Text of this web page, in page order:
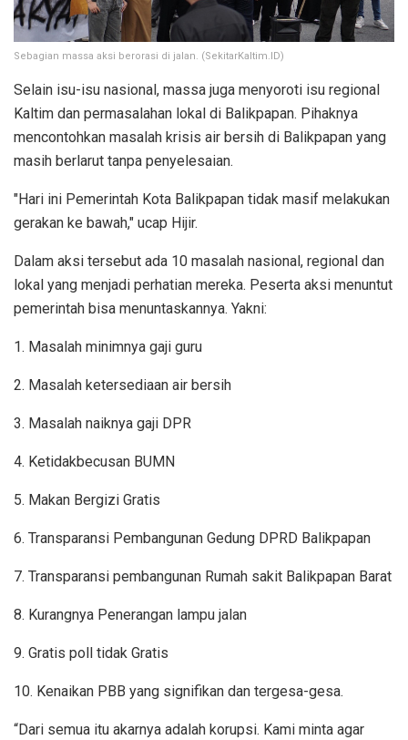
Sebagian massa aksi berorasi di jalan. (SekitarKaltim.ID)
Selain isu-isu nasional, massa juga menyoroti isu regional
Kaltim dan permasalahan lokal di Balikpapan. Pihaknya
mencontohkan masalah krisis air bersih di Balikpapan yang
masih berlarut tanpa penyelesaian.
"Hari ini Pemerintah Kota Balikpapan tidak masif melakukan
gerakan ke bawah," ucap Hijir.
Dalam aksi tersebut ada 10 masalah nasional, regional dan
lokal yang menjadi perhatian mereka. Peserta aksi menuntut
pemerintah bisa menuntaskannya. Yakni:
1. Masalah minimnya gaji guru
2. Masalah ketersediaan air bersih
3. Masalah naiknya gaji DPR
4. Ketidakbecusan BUMN
5. Makan Bergizi Gratis
6. Transparansi Pembangunan Gedung DPRD Balikpapan
7. Transparansi pembangunan Rumah sakit Balikpapan Barat
8. Kurangnya Penerangan lampu jalan
9. Gratis poll tidak Gratis
10. Kenaikan PBB yang signifikan dan tergesa-gesa.
“Dari semua itu akarnya adalah korupsi. Kami minta agar